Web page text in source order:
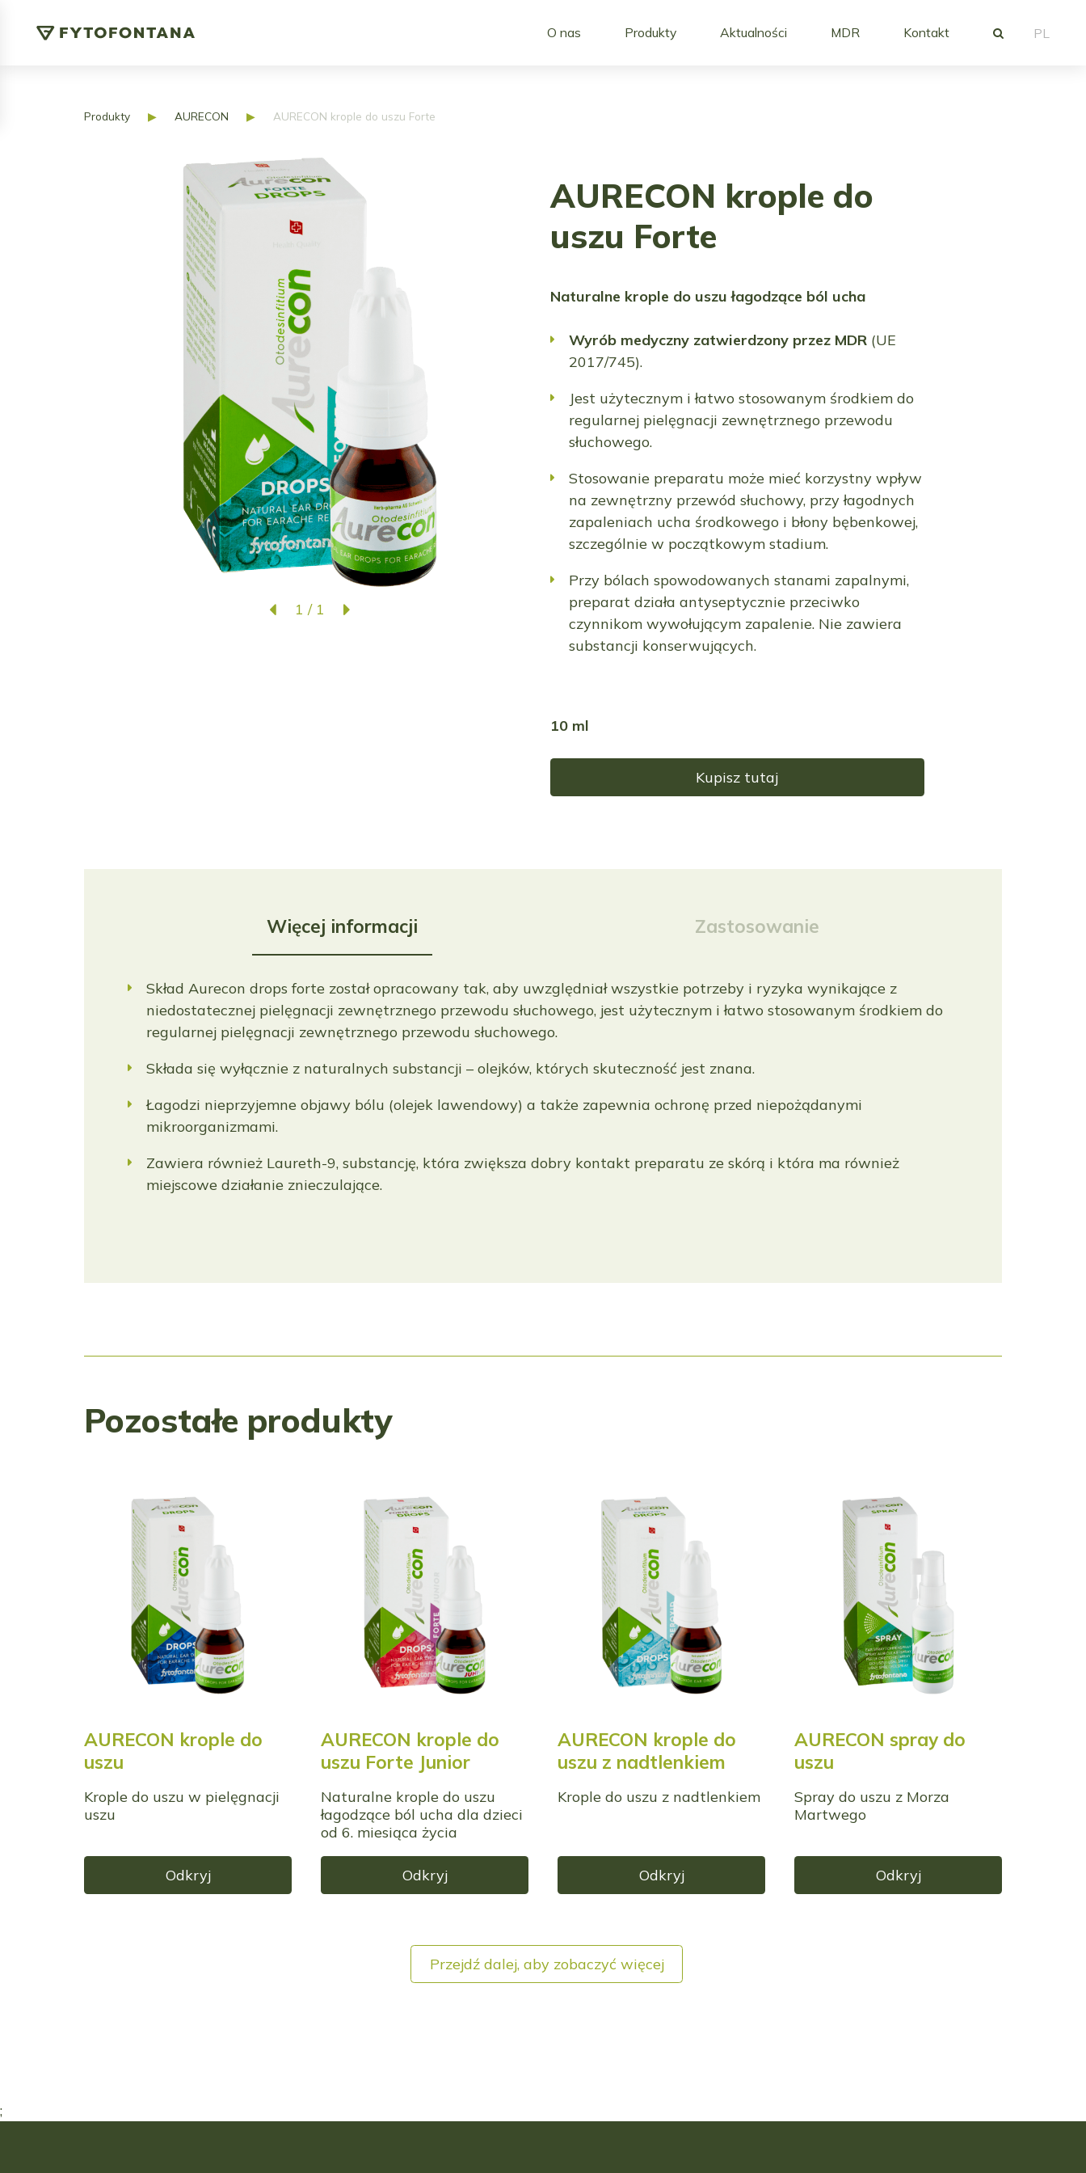
O nas Produkty Aktualności MDR Kontakt PL
Produkty ▶ AURECON ▶ AURECON krople do uszu Forte
1 / 1
AURECON krople do
uszu Forte
Naturalne krople do uszu łagodzące ból ucha
Wyrób medyczny zatwierdzony przez MDR (UE
2017/745).
Jest użytecznym i łatwo stosowanym środkiem do
regularnej pielęgnacji zewnętrznego przewodu
słuchowego.
Stosowanie preparatu może mieć korzystny wpływ
na zewnętrzny przewód słuchowy, przy łagodnych
zapaleniach ucha środkowego i błony bębenkowej,
szczególnie w początkowym stadium.
Przy bólach spowodowanych stanami zapalnymi,
preparat działa antyseptycznie przeciwko
czynnikom wywołującym zapalenie. Nie zawiera
substancji konserwujących.
10 ml
Kupisz tutaj
Więcej informacji Zastosowanie
Skład Aurecon drops forte został opracowany tak, aby uwzględniał wszystkie potrzeby i ryzyka wynikające z
niedostatecznej pielęgnacji zewnętrznego przewodu słuchowego, jest użytecznym i łatwo stosowanym środkiem do
regularnej pielęgnacji zewnętrznego przewodu słuchowego.
Składa się wyłącznie z naturalnych substancji – olejków, których skuteczność jest znana.
Łagodzi nieprzyjemne objawy bólu (olejek lawendowy) a także zapewnia ochronę przed niepożądanymi
mikroorganizmami.
Zawiera również Laureth-9, substancję, która zwiększa dobry kontakt preparatu ze skórą i która ma również
miejscowe działanie znieczulające.
Pozostałe produkty
AURECON krople do
uszu
Krople do uszu w pielęgnacji
uszu
Odkryj
AURECON krople do
uszu Forte Junior
Naturalne krople do uszu
łagodzące ból ucha dla dzieci
od 6. miesiąca życia
Odkryj
AURECON krople do
uszu z nadtlenkiem
Krople do uszu z nadtlenkiem
Odkryj
AURECON spray do
uszu
Spray do uszu z Morza
Martwego
Odkryj
Przejdź dalej, aby zobaczyć więcej
;